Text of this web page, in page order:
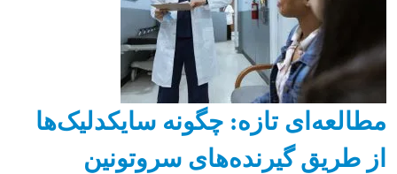
مطالعه‌ای تازه: چگونه سایکدلیک‌ها
از طریق گیرنده‌های سروتونین